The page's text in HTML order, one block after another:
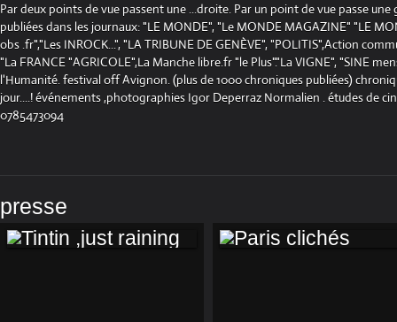
Par deux points de vue passent une ...droite. Par un point de vue passe
publiées dans les journaux: "LE MONDE", "Le MONDE MAGAZINE" "LE
obs .fr","Les INROCK...", "LA TRIBUNE DE GENÈVE", "POLITIS",Action
"La FRANCE "AGRICOLE",La Manche libre.fr "le Plus"."La VIGNE", "SINE
l'Humanité. festival off Avignon. (plus de 1000 chroniques publiées)
jour....! événements ,photographies Igor Deperraz Normalien . études de
0785473094
presse